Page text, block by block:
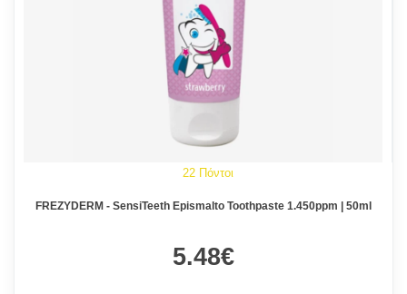
22 Πόντοι
FREZYDERM - SensiTeeth Epismalto Toothpaste 1.450ppm | 50ml
5.48€